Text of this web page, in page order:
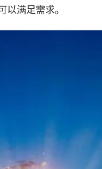
满足需求。